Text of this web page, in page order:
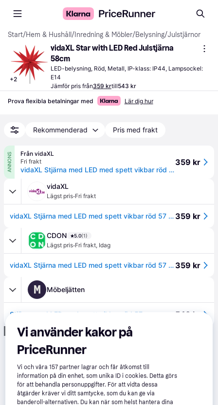
Start/Hem & Hushåll / Inredning & Möbler/Belysning/Julstjärnor
+2
vidaXL Star with LED Red Julstjärna
58cm
LED-belysning, Röd, Metall, IP-klass: IP44, Lampsockel:
E14
Jämför pris från359 krtill543 kr
Prova flexibla betalningar med Lär dig hur
Rekommenderad Pris med frakt
ANNONS
Från vidaXL
Fri frakt
vidaXL Stjärna med LED med spett vikbar röd 57 cm
359 kr
vidaXL
Lägst pris·Fri frakt
vidaXL Stjärna med LED med spett vikbar röd 57 cm 359 kr
CDON 5.0(1)
Lägst pris·Fri frakt, Idag
vidaXL Stjärna med LED med spett vikbar röd 57 cm 359 kr
M Möbeljätten
Stjärna med LED med spett vikbar röd 57 cm 543 kr
Annons
Vi använder kakor på
PriceRunner
Vi och våra157 partner lagrar och får åtkomst till
information på din enhet, som unika ID i cookies. Detta görs
för att behandla personuppgifter. För att vidta dessa
åtgärder kräver vi ditt samtycke, som du kan ge via
banderoll-alternativen. Du kan när som helst hantera dina